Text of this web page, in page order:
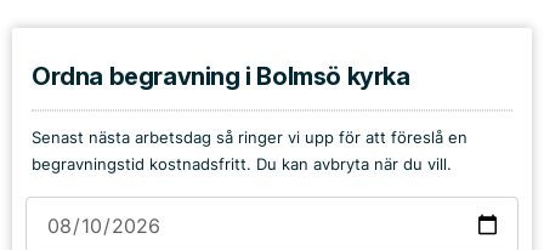
Ordna begravning i Bolmsö kyrka
Senast nästa arbetsdag så ringer vi upp för att föreslå en
begravningstid kostnadsfritt. Du kan avbryta när du vill.